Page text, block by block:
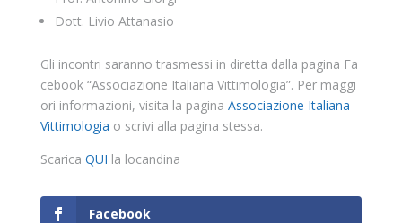
Dott. Livio Attanasio
Gli incontri saranno trasmessi in diretta dalla pagina Fa
cebook “Associazione Italiana Vittimologia”. Per maggi
ori informazioni, visita la pagina Associazione Italiana
Vittimologia o scrivi alla pagina stessa.
Scarica QUI la locandina
Facebook